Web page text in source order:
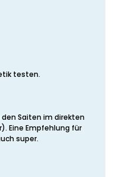
testen.
den Saiten im direkten
Eine Empfehlung für
super.